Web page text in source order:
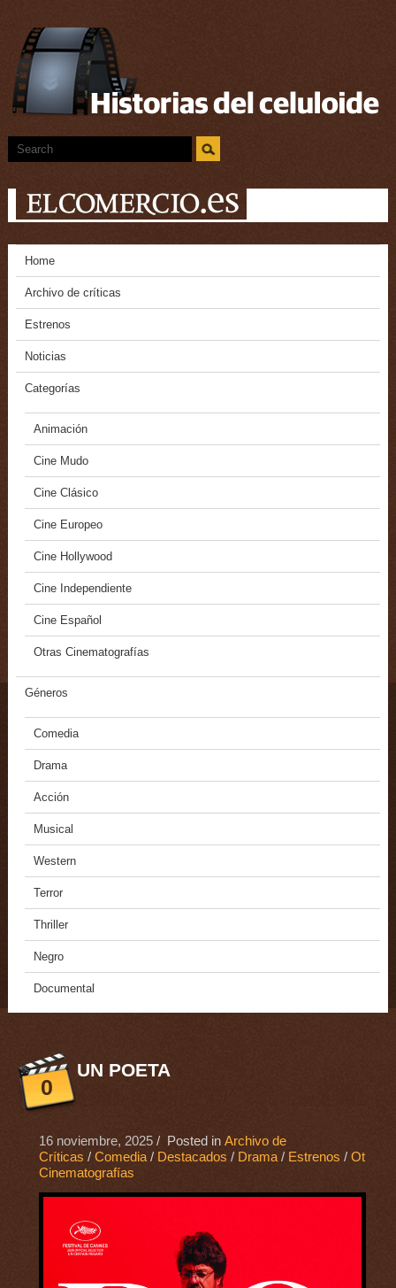
Home
Archivo de críticas
Estrenos
Noticias
Categorías
Animación
Cine Mudo
Cine Clásico
Cine Europeo
Cine Hollywood
Cine Independiente
Cine Español
Otras Cinematografías
Géneros
Comedia
Drama
Acción
Musical
Western
Terror
Thriller
Negro
Documental
0
UN POETA
16 noviembre, 2025/ Posted in Archivo de
Críticas / Comedia/ Destacados / Drama/ Estrenos / Otras
Cinematografías